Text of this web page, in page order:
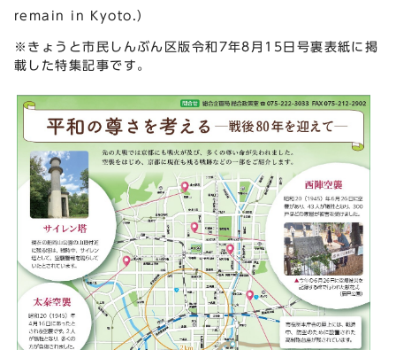
remain in Kyoto.）
※きょうと市民しんぶん区版令和7年8月15日号裏表紙に掲
載した特集記事です。